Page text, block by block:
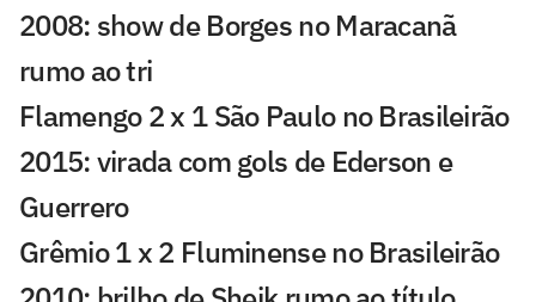
2008: show de Borges no Maracanã
rumo ao tri
Flamengo 2 x 1 São Paulo no Brasileirão
2015: virada com gols de Ederson e
Guerrero
Grêmio 1 x 2 Fluminense no Brasileirão